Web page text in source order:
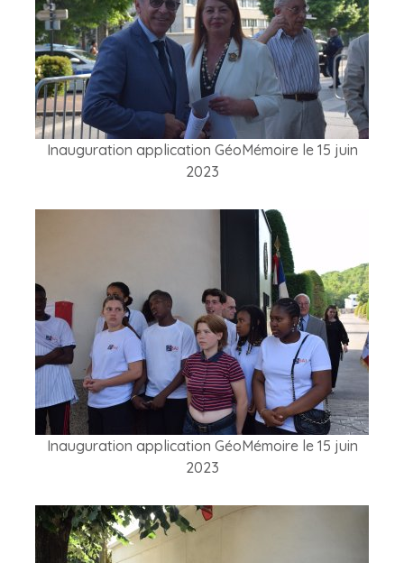
Inauguration application GéoMémoire le 15 juin
2023
Inauguration application GéoMémoire le 15 juin
2023